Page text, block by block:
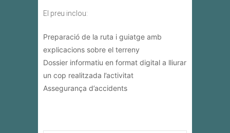
El preu inclou:
Preparació de la ruta i guiatge amb
explicacions sobre el terreny
Dossier informatiu en format digital a lliurar
un cop realitzada l’activitat
Assegurança d’accidents